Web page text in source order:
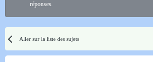
réponses.
Aller sur la liste des sujets